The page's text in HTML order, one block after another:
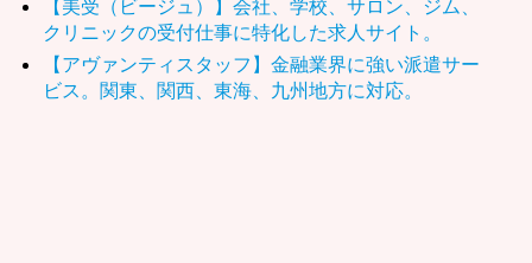
【美受（ビージュ）】会社、学校、サロン、ジム、
クリニックの受付仕事に特化した求人サイト。
【アヴァンティスタッフ】金融業界に強い派遣サー
ビス。関東、関西、東海、九州地方に対応。